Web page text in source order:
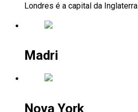
Londres é a capital da
Madri
Nova York